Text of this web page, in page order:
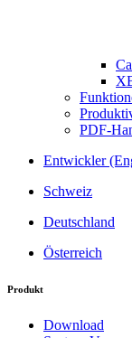
PDF-
Entwickler
Schweiz
Deutschland
Österreich
Produkt
Download